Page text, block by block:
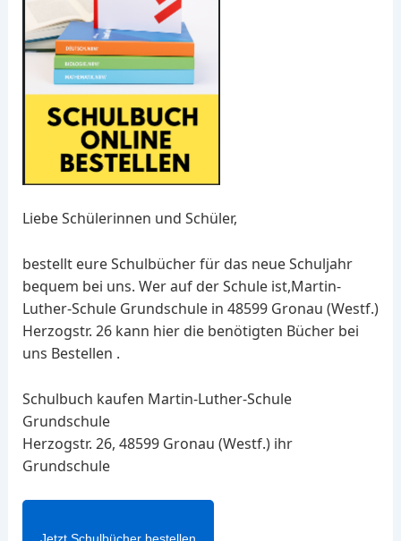
Liebe Schülerinnen und Schüler,
bestellt eure Schulbücher für das neue Schuljahr
bequem bei uns. Wer auf der Schule ist,Martin-
Luther-Schule Grundschule in 48599 Gronau (Westf.)
Herzogstr. 26 kann hier die benötigten Bücher bei
uns Bestellen .
Schulbuch kaufen Martin-Luther-Schule
Grundschule
Herzogstr. 26, 48599 Gronau (Westf.) ihr
Grundschule